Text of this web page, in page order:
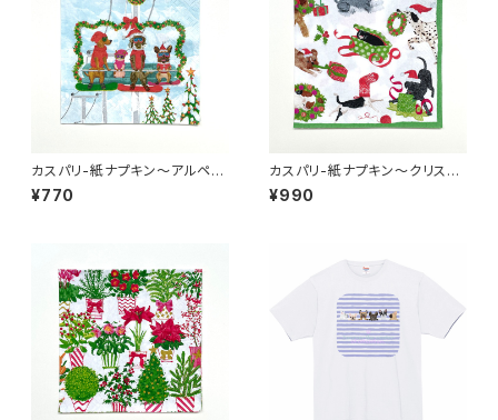
カスパリ-紙ナプキン〜アルペン
ペット〜（20枚入り）
¥770
カスパリ-紙ナプキン〜クリスマ
スのイタズラ〜（20枚入り）
¥990